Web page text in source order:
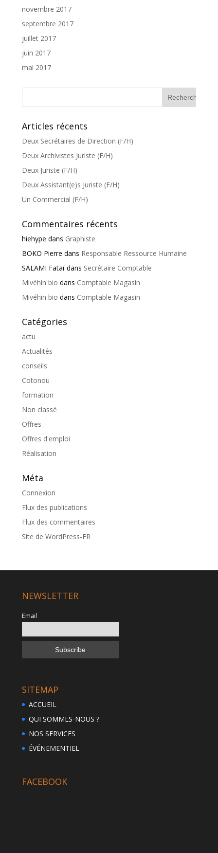
novembre 2017
septembre 2017
juillet 2017
juin 2017
mai 2017
Articles récents
Deux Secrétaires de Direction (F/H)
Deux Archivistes Juriste (F/H)
Deux Juriste (F/H)
Deux Assistant(e)s Juriste (F/H)
Un Commercial (F/H)
Commentaires récents
hiehype dans Graphiste
BOKO Pierre dans Responsable Ressource Humaine
SALAMI Fataïdans Secrétaire Comptable
Mivéhin bio dans Comptable Magasin
Mivéhin bio dans Comptable Magasin
Catégories
actu
Actualités
conseils
Cotonou
formation
Non classé
Offres
Offres d'emploi
Réalisation
Méta
Connexion
Flux des publications
Flux des commentaires
Site de WordPress-FR
NEWSLETTER
Email
SITEMAP
ACCUEIL
QUI SOMMES-NOUS ?
NOS SERVICES
ÉVÉNEMENTIEL
FACEBOOK